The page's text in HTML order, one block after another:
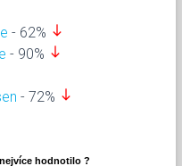
- 62% south
- 90% south
- 72% south
hodnotilo ?